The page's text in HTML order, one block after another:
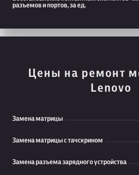
разъемов и портов, за ед.
Цены на ремонт
Lenovo
Замена матрицы
Замена матрицы с тачскрином
Замена разъема зарядного устройства